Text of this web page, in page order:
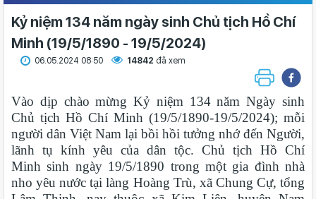
Kỷ niệm 134 năm ngày sinh Chủ tịch Hồ Chí
Minh (19/5/1890 - 19/5/2024)
06.05.2024 08:50 14842 đã xem
Vào dịp chào mừng Kỷ niệm 134 năm Ngày sinh
Chủ tịch Hồ Chí Minh (19/5/1890-19/5/2024); mỗi
người dân Việt Nam lại bồi hồi tưởng nhớ đến Người,
lãnh tụ kính yêu của dân tộc. Chủ tịch Hồ Chí
Minh sinh ngày 19/5/1890 trong một gia đình nhà
nho yêu nướctại làng Hoàng Trù, xã Chung Cự, tổng